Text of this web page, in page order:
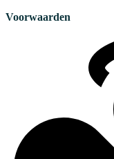
Voorwaarden